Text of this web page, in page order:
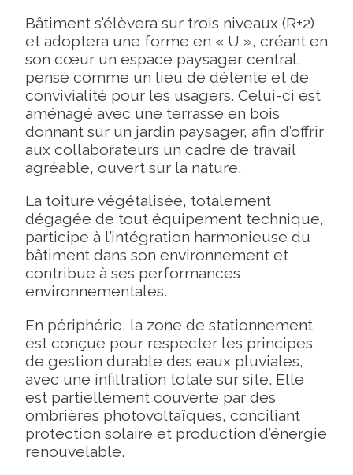
Bâtiment s’élèvera sur trois niveaux (R+2)
et adoptera une forme en « U », créant en
son cœur un espace paysager central,
pensé comme un lieu de détente et de
convivialité pour les usagers. Celui-ci est
aménagé avec une terrasse en bois
donnant sur un jardin paysager, afin d’offrir
aux collaborateurs un cadre de travail
agréable, ouvert sur la nature.
La toiture végétalisée, totalement
dégagée de tout équipement technique,
participe à l’intégration harmonieuse du
bâtiment dans son environnement et
contribue à ses performances
environnementales.
En périphérie, la zone de stationnement
est conçue pour respecter les principes
de gestion durable des eaux pluviales,
avec une infiltration totale sur site. Elle
est partiellement couverte par des
ombrières photovoltaïques, conciliant
protection solaire et production d’énergie
renouvelable.